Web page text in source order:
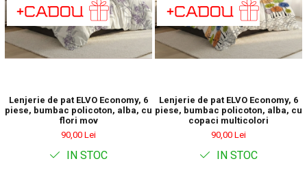
Lenjerie de pat ELVO Economy, 6
piese, bumbac policoton, alba, cu
flori mov
90,00 Lei
IN STOC
Lenjerie de pat ELVO Economy, 6
piese, bumbac policoton, alba, cu
copaci multicolori
90,00 Lei
IN STOC